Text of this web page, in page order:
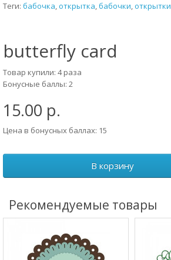
Теги: бабочка,открытка,бабочки,открытки
butterfly card
Товар купили: 4 раза
Бонусные баллы: 2
15.00 р.
Цена в бонусных баллах: 15
В корзину
Рекомендуемые товары